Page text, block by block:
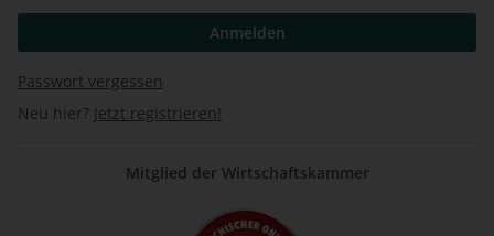
Anmelden
Passwort vergessen
Neu hier? Jetzt registrieren!
Mitglied der Wirtschaftskammer